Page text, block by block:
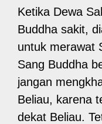
Ketika Dewa
Buddha sakit,
untuk merawat
Sang Buddha
jangan
Beliau, karena
dekat Beliau.